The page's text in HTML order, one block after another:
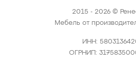
2015 - 2026 ©
Мебель от
ИНН:
ОГРНИП: